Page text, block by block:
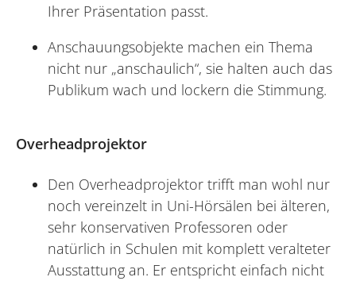
Ihrer Präsentation passt.
Anschauungsobjekte machen ein Thema
nicht nur „anschaulich“, sie halten auch das
Publikum wach und lockern die Stimmung.
Overheadprojektor
Den Overheadprojektor trifft man wohl nur
noch vereinzelt in Uni-Hörsälen bei älteren,
sehr konservativen Professoren oder
natürlich in Schulen mit komplett veralteter
Ausstattung an. Er entspricht einfach nicht